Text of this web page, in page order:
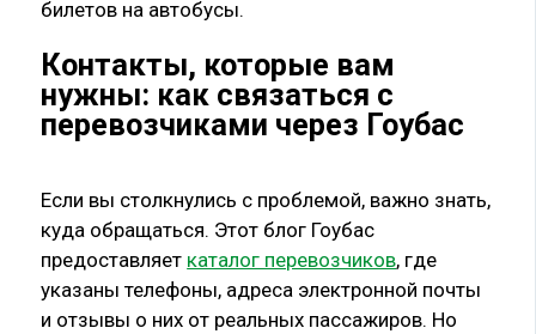
билетов на автобусы.
Контакты, которые вам
нужны: как связаться с
перевозчиками через Гоубас
Если вы столкнулись с проблемой, важно знать,
куда обращаться. Этот блог Гоубас
предоставляет каталог перевозчиков, где
указаны телефоны, адреса электронной почты
и отзывы о них от реальных пассажиров. Но